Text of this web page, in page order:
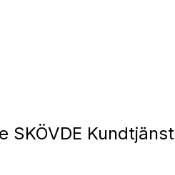
SKÖVDE Kundtjänst